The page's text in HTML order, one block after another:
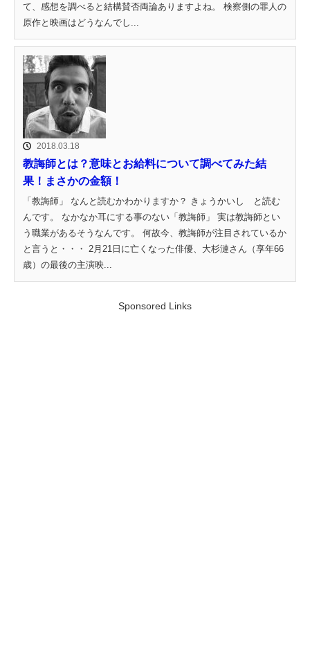
て、感想を調べると結構賛否両論ありますよね。 検察側の罪人の
原作と映画はどうなんでし...
2018.03.18
教誨師とは？意味とお給料について調べてみた結
果！まさかの金額！
「教誨師」 なんと読むかわかりますか？ きょうかいし と読む
んです。 なかなか耳にする事のない「教誨師」 実は教誨師とい
う職業があるそうなんです。 何故今、教誨師が注目されているか
と言うと・・・ 2月21日に亡くなった俳優、大杉漣さん（享年66
歳）の最後の主演映...
Sponsored Links